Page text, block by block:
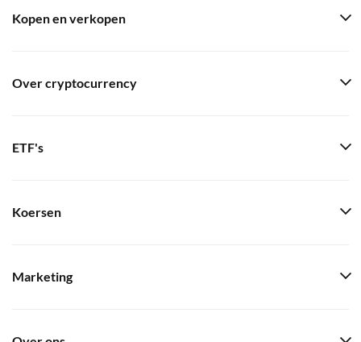
Kopen en verkopen
Over cryptocurrency
ETF's
Koersen
Marketing